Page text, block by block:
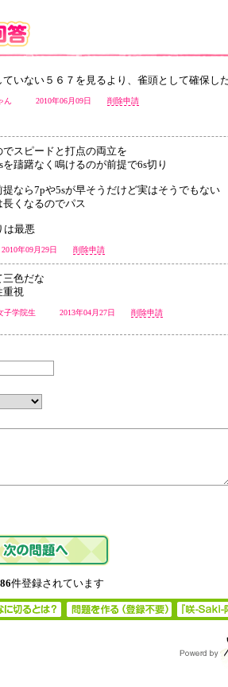
ていない５６７を見るより、雀頭として確保し
ゃん 2010年06月09日 削除申請
でスピードと打点の両立を
を躊躇なく鳴けるのが前提で6s切り
提なら7pや5sが早そうだけど実はそうでもない
長くなるのでパス
は最悪
年09月29日 削除申請
三色だな
重視
子学院生 2013年04月27日 削除申請
件登録されています